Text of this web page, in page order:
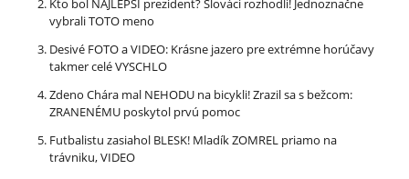
Kto bol NAJLEPŠÍ prezident? Slováci rozhodli! Jednoznačne
vybrali TOTO meno
Desivé FOTO a VIDEO: Krásne jazero pre extrémne horúčavy
takmer celé VYSCHLO
Zdeno Chára mal NEHODU na bicykli! Zrazil sa s bežcom:
ZRANENÉMU poskytol prvú pomoc
Futbalistu zasiahol BLESK! Mladík ZOMREL priamo na
trávniku, VIDEO